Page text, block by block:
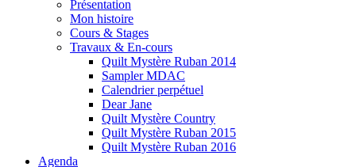
Présentation
Mon histoire
Cours & Stages
Travaux & En-cours
Quilt Mystère Ruban 2014
Sampler MDAC
Calendrier perpétuel
Dear Jane
Quilt Mystère Country
Quilt Mystère Ruban 2015
Quilt Mystère Ruban 2016
Agenda